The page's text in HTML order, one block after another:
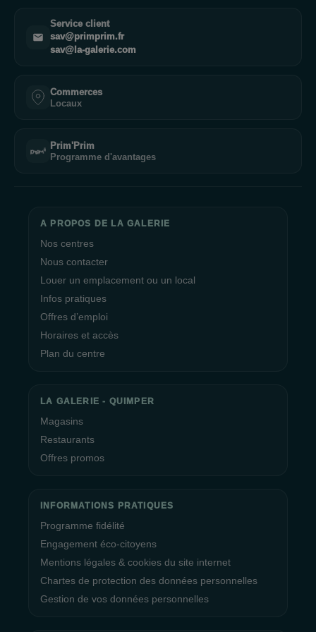
contenus exclusifs, suivez nos réseaux sociaux et notre blog
où vous retrouverez de nombreux concours, nos conseils et
Service client
sav@primprim.fr
sav@la-galerie.com
Commerces
Locaux
Prim'Prim
Programme d'avantages
A PROPOS DE LA GALERIE
Nos centres
Nous contacter
Louer un emplacement ou un local
Infos pratiques
Offres d’emploi
Horaires et accès
Plan du centre
LA GALERIE - QUIMPER
Magasins
Restaurants
Offres promos
INFORMATIONS PRATIQUES
Programme fidélité
Engagement éco-citoyens
Mentions légales & cookies du site internet
Chartes de protection des données personnelles
Gestion de vos données personnelles